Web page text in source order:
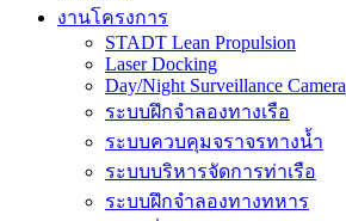
งานโครงการ
STADT Lean Propulsion
Laser Docking
Day/Night Surveillance Camera
ระบบฝึกจำลองทางเรือ
ระบบควบคุมจราจรทางน้ำ
ระบบบริหารจัดการท่าเรือ
ระบบฝึกจำลองทางทหาร